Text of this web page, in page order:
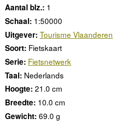
Aantal blz.: 1
Schaal: 1:50000
Uitgever: Tourisme Vlaanderen
Soort: Fietskaart
Serie: Fietsnetwerk
Taal: Nederlands
Hoogte: 21.0 cm
Breedte: 10.0 cm
Gewicht: 69.0 g